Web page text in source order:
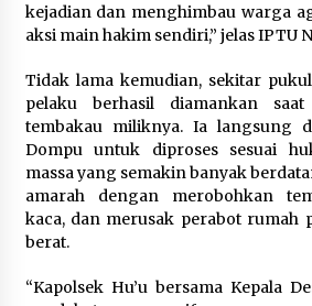
kejadian dan menghimbau warga
aksi main hakim sendiri,” jelas IPTU
Tidak lama kemudian, sekitar
pelaku berhasil diamankan
tembakau miliknya. Ia langsung
Dompu untuk diproses sesuai
massa yang semakin banyak
amarah dengan merobohkan
kaca, dan merusak perabot rumah
berat.
“Kapolsek Hu’u bersama Kepala